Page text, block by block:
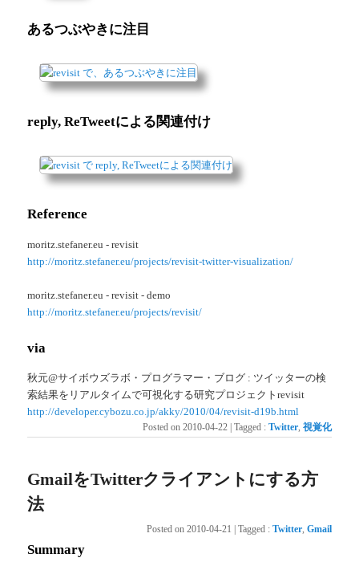
あるつぶやきに注目
reply, ReTweetによる関連付け
Reference
moritz.stefaner.eu - revisit
http://moritz.stefaner.eu/projects/revisit-twitter-visualization/
moritz.stefaner.eu - revisit - demo
http://moritz.stefaner.eu/projects/revisit/
via
秋元@サイボウズラボ・プログラマー・ブログ : ツイッターの検
索結果をリアルタイムで可視化する研究プロジェクトrevisit
http://developer.cybozu.co.jp/akky/2010/04/revisit-d19b.html
Posted on 2010-04-22 Tagged : Twitter, 視覚化
GmailをTwitterクライアントにする方
法
Posted on 2010-04-21 | Tagged : Twitter, Gmail
Summary